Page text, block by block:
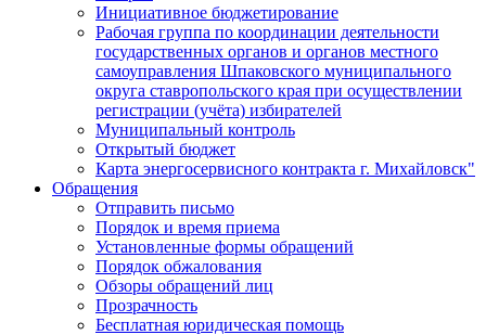
Инициативное бюджетирование
Рабочая группа по координации деятельности
государственных органов и органов местного
самоуправления Шпаковского муниципального
округа ставропольского края при осуществлении
регистрации (учёта) избирателей
Муниципальный контроль
Открытый бюджет
Карта энергосервисного контракта г. Михайловск"
Обращения
Отправить письмо
Порядок и время приема
Установленные формы обращений
Порядок обжалования
Обзоры обращений лиц
Прозрачность
Бесплатная юридическая помощь